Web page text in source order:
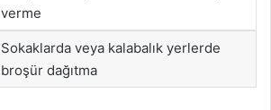
verme
Sokaklarda veya kalabalık yerlerde
broşür dağıtma